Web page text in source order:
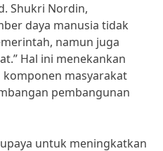
Shukri Nordin,
daya manusia tidak
namun juga
Hal ini menekankan
masyarakat
pembangunan
untuk meningkatkan